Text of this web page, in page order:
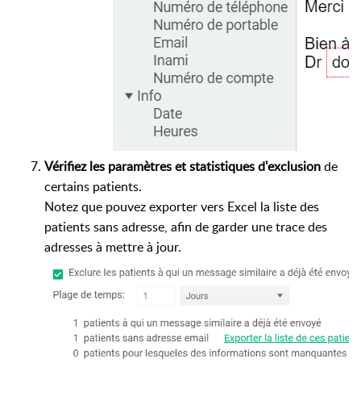
Vérifiez les paramètres et statistiques d'exclusionde
certains patients.
Notez que pouvez exporter vers Excel la liste des
patients sans adresse, afin de garder une trace des
adresses à mettre à jour.